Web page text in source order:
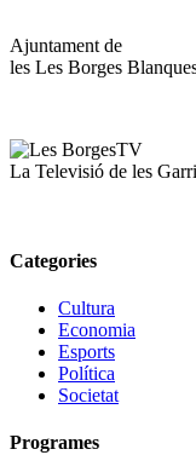
Ajuntament de
les Les Borges
La Televisió de les
Categories
Cultura
Economia
Esports
Política
Societat
Programes